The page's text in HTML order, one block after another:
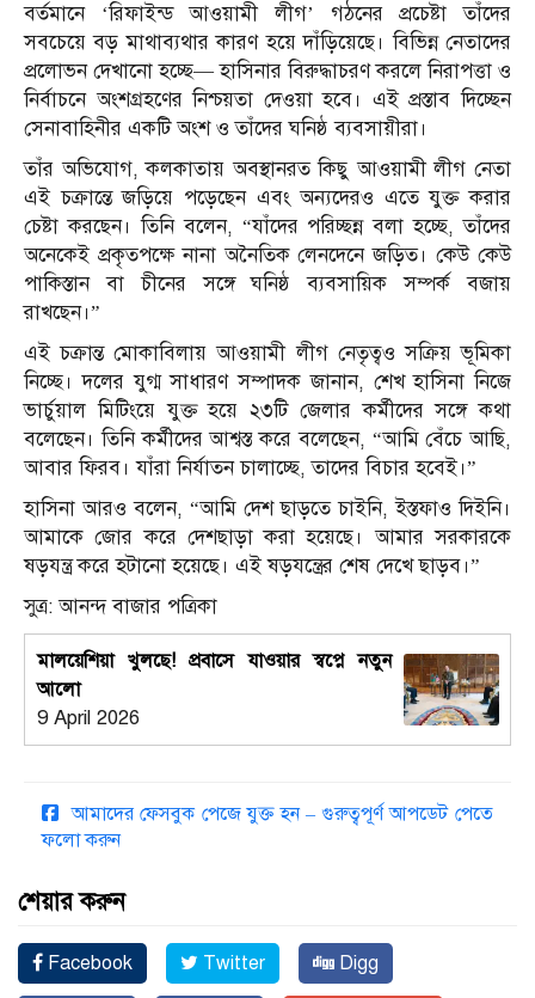
বর্তমানে ‘রিফাইন্ড আওয়ামী লীগ’ গঠনের প্রচেষ্টা তাঁদের
সবচেয়ে বড় মাথাব্যথার কারণ হয়ে দাঁড়িয়েছে। বিভিন্ন নেতাদের
প্রলোভন দেখানো হচ্ছে— হাসিনার বিরুদ্ধাচরণ করলে নিরাপত্তা ও
নির্বাচনে অংশগ্রহণের নিশ্চয়তা দেওয়া হবে। এই প্রস্তাব দিচ্ছেন
সেনাবাহিনীর একটি অংশ ও তাঁদের ঘনিষ্ঠ ব্যবসায়ীরা।
তাঁর অভিযোগ, কলকাতায় অবস্থানরত কিছু আওয়ামী লীগ নেতা
এই চক্রান্তে জড়িয়ে পড়েছেন এবং অন্যদেরও এতে যুক্ত করার
চেষ্টা করছেন। তিনি বলেন, “যাঁদের পরিচ্ছন্ন বলা হচ্ছে, তাঁদের
অনেকেই প্রকৃতপক্ষে নানা অনৈতিক লেনদেনে জড়িত। কেউ কেউ
পাকিস্তান বা চীনের সঙ্গে ঘনিষ্ঠ ব্যবসায়িক সম্পর্ক বজায়
রাখছেন।”
এই চক্রান্ত মোকাবিলায় আওয়ামী লীগ নেতৃত্বও সক্রিয় ভূমিকা
নিচ্ছে। দলের যুগ্ম সাধারণ সম্পাদক জানান, শেখ হাসিনা নিজে
ভার্চুয়াল মিটিংয়ে যুক্ত হয়ে ২৩টি জেলার কর্মীদের সঙ্গে কথা
বলেছেন। তিনি কর্মীদের আশ্বস্ত করে বলেছেন, “আমি বেঁচে আছি,
আবার ফিরব। যাঁরা নির্যাতন চালাচ্ছে, তাদের বিচার হবেই।”
হাসিনা আরও বলেন, “আমি দেশ ছাড়তে চাইনি, ইস্তফাও দিইনি।
আমাকে জোর করে দেশছাড়া করা হয়েছে। আমার সরকারকে
ষড়যন্ত্র করে হটানো হয়েছে। এই ষড়যন্ত্রের শেষ দেখে ছাড়ব।”
সুত্র: আনন্দ বাজার পত্রিকা
মালয়েশিয়া খুলছে! প্রবাসে যাওয়ার স্বপ্নে নতুন
আলো
9 April 2026
আমাদের ফেসবুক পেজে যুক্ত হন – গুরুত্বপূর্ণ আপডেট পেতে
ফলো করুন
শেয়ার করুন
Facebook Twitter Digg